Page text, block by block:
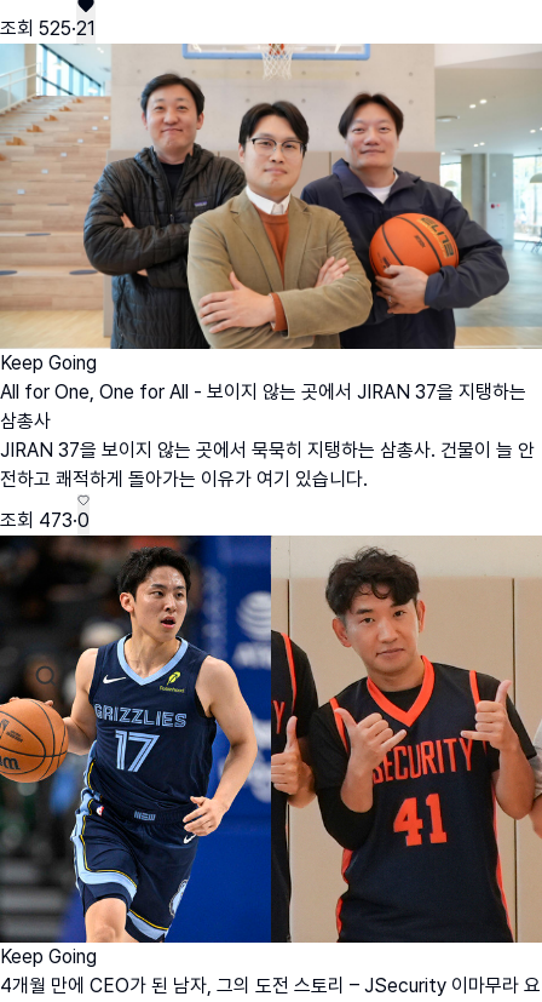
조회 525·21
Keep Going
All for One, One for All - 보이지 않는 곳에서 JIRAN 37을 지탱하는
삼총사
JIRAN 37을 보이지 않는 곳에서 묵묵히 지탱하는 삼총사. 건물이 늘 안
전하고 쾌적하게 돌아가는 이유가 여기 있습니다.
조회 473·0
Keep Going
4개월 만에 CEO가 된 남자, 그의 도전 스토리 – JSecurity 이마무라 요